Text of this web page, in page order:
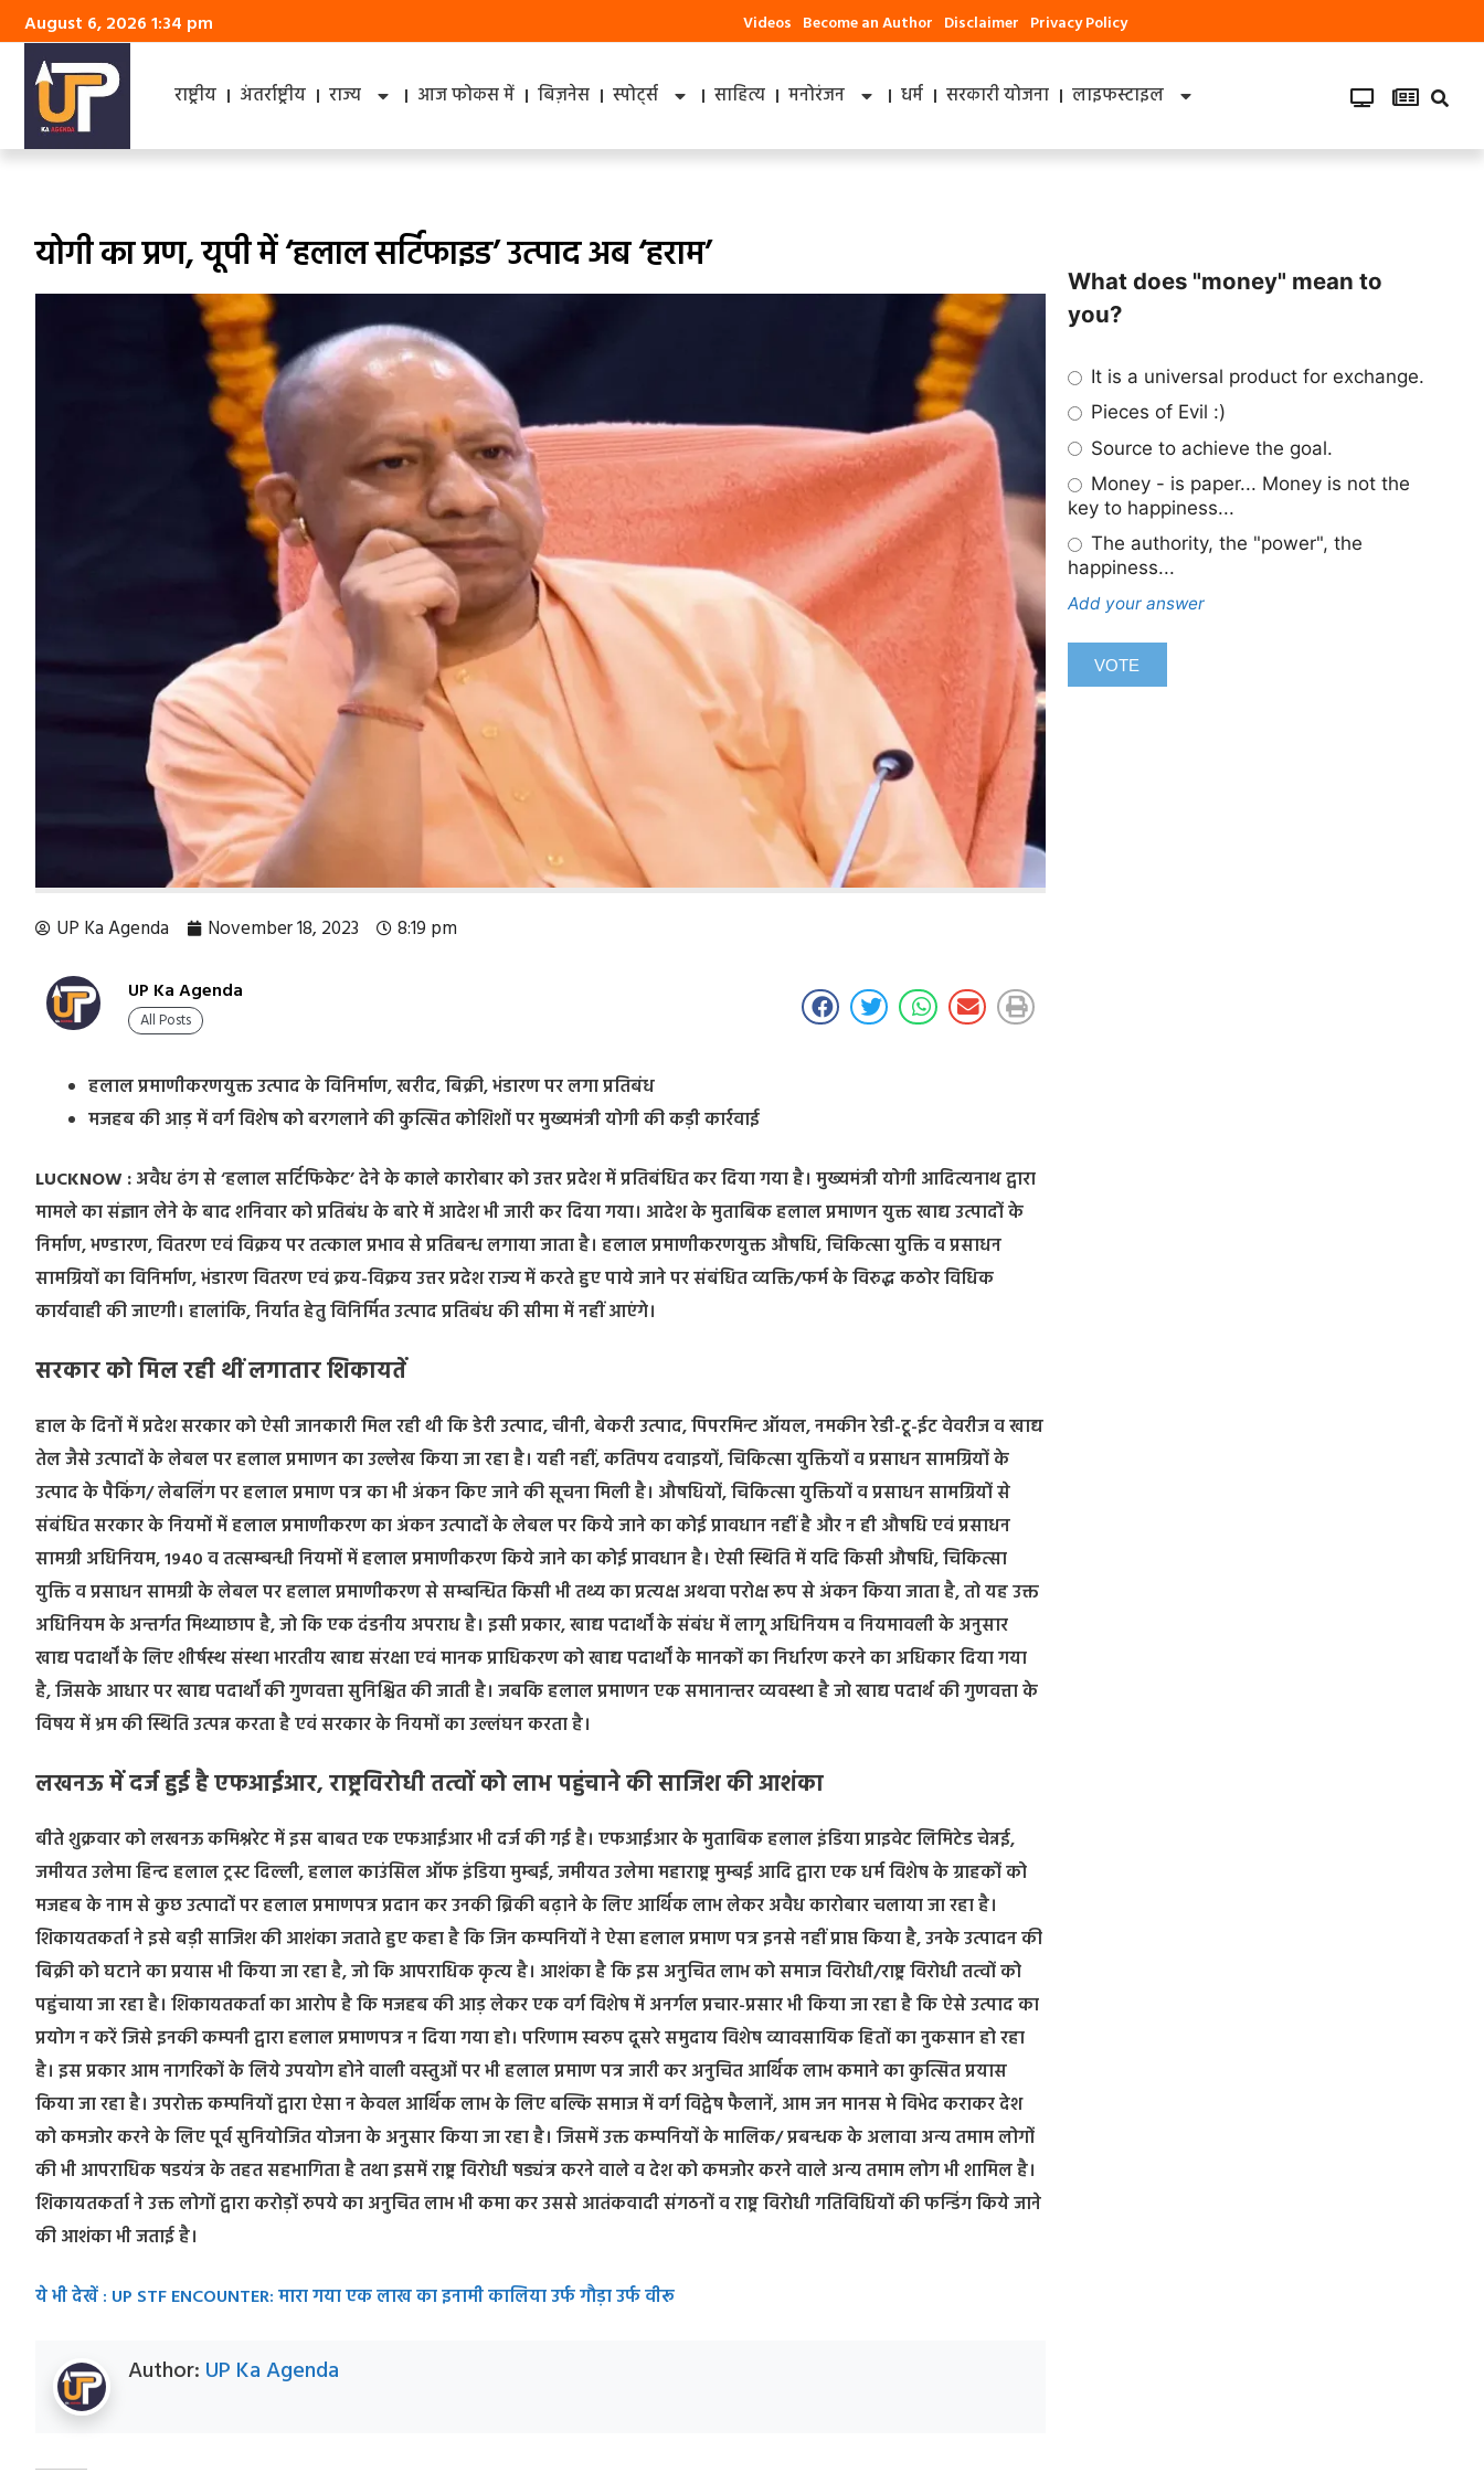
August 6, 2026 1:34 pm Videos Become an Author Disclaimer Privacy Policy
राष्ट्रीय अंतर्राष्ट्रीय राज्य आज फोकस में बिज़नेस स्पोर्ट्स साहित्य मनोरंजन धर्म सरकारी योजना लाइफस्टाइल
योगी का प्रण, यूपी में ‘हलाल सर्टिफाइड’ उत्पाद अब ‘हराम’
UP Ka Agenda November 18, 2023 8:19 pm
UP Ka Agenda
All Posts
हलाल प्रमाणीकरणयुक्त उत्पाद के विनिर्माण, खरीद, बिक्री, भंडारण पर लगा प्रतिबंध
मजहब की आड़ में वर्ग विशेष को बरगलाने की कुत्सित कोशिशों पर मुख्यमंत्री योगी की कड़ी कार्रवाई
LUCKNOW :अवैध ढंग से ‘हलाल सर्टिफिकेट’ देने के काले कारोबार को उत्तर प्रदेश में प्रतिबंधित कर दिया गया है। मुख्यमंत्री योगी आदित्यनाथ द्वारा
मामले का संज्ञान लेने के बाद शनिवार को प्रतिबंध के बारे में आदेश भी जारी कर दिया गया। आदेश के मुताबिक हलाल प्रमाणन युक्त खाद्य उत्पादों के
निर्माण, भण्डारण, वितरण एवं विक्रय पर तत्काल प्रभाव से प्रतिबन्ध लगाया जाता है। हलाल प्रमाणीकरणयुक्त औषधि, चिकित्सा युक्ति व प्रसाधन
सामग्रियों का विनिर्माण, भंडारण वितरण एवं क्रय-विक्रय उत्तर प्रदेश राज्य में करते हुए पाये जाने पर संबंधित व्यक्ति/फर्म के विरुद्ध कठोर विधिक
कार्यवाही की जाएगी। हालांकि, निर्यात हेतु विनिर्मित उत्पाद प्रतिबंध की सीमा में नहीं आएंगे।
सरकार को मिल रही थीं लगातार शिकायतें
हाल के दिनों में प्रदेश सरकार को ऐसी जानकारी मिल रही थी कि डेरी उत्पाद, चीनी, बेकरी उत्पाद, पिपरमिन्ट ऑयल, नमकीन रेडी-टू-ईट वेवरीज व खाद्य
तेल जैसे उत्पादों के लेबल पर हलाल प्रमाणन का उल्लेख किया जा रहा है। यही नहीं, कतिपय दवाइयों, चिकित्सा युक्तियों व प्रसाधन सामग्रियों के
उत्पाद के पैकिंग/ लेबलिंग पर हलाल प्रमाण पत्र का भी अंकन किए जाने की सूचना मिली है। औषधियों, चिकित्सा युक्तियों व प्रसाधन सामग्रियों से
संबंधित सरकार के नियमों में हलाल प्रमाणीकरण का अंकन उत्पादों के लेबल पर किये जाने का कोई प्रावधान नहीं है और न ही औषधि एवं प्रसाधन
सामग्री अधिनियम, 1940 व तत्सम्बन्धी नियमों में हलाल प्रमाणीकरण किये जाने का कोई प्रावधान है। ऐसी स्थिति में यदि किसी औषधि, चिकित्सा
युक्ति व प्रसाधन सामग्री के लेबल पर हलाल प्रमाणीकरण से सम्बन्धित किसी भी तथ्य का प्रत्यक्ष अथवा परोक्ष रूप से अंकन किया जाता है, तो यह उक्त
अधिनियम के अन्तर्गत मिथ्याछाप है, जो कि एक दंडनीय अपराध है। इसी प्रकार, खाद्य पदार्थों के संबंध में लागू अधिनियम व नियमावली के अनुसार
खाद्य पदार्थों के लिए शीर्षस्थ संस्था भारतीय खाद्य संरक्षा एवं मानक प्राधिकरण को खाद्य पदार्थों के मानकों का निर्धारण करने का अधिकार दिया गया
है, जिसके आधार पर खाद्य पदार्थों की गुणवत्ता सुनिश्चित की जाती है। जबकि हलाल प्रमाणन एक समानान्तर व्यवस्था है जो खाद्य पदार्थ की गुणवत्ता के
विषय में भ्रम की स्थिति उत्पन्न करता है एवं सरकार के नियमों का उल्लंघन करता है।
लखनऊ में दर्ज हुई है एफआईआर, राष्ट्रविरोधी तत्वों को लाभ पहुंचाने की साजिश की आशंका
बीते शुक्रवार को लखनऊ कमिश्नरेट में इस बाबत एक एफआईआर भी दर्ज की गई है। एफआईआर के मुताबिक हलाल इंडिया प्राइवेट लिमिटेड चेन्नई,
जमीयत उलेमा हिन्द हलाल ट्रस्ट दिल्ली, हलाल काउंसिल ऑफ इंडिया मुम्बई, जमीयत उलेमा महाराष्ट्र मुम्बई आदि द्वारा एक धर्म विशेष के ग्राहकों को
मजहब के नाम से कुछ उत्पादों पर हलाल प्रमाणपत्र प्रदान कर उनकी ब्रिकी बढ़ाने के लिए आर्थिक लाभ लेकर अवैध कारोबार चलाया जा रहा है।
शिकायतकर्ता ने इसे बड़ी साजिश की आशंका जताते हुए कहा है कि जिन कम्पनियों ने ऐसा हलाल प्रमाण पत्र इनसे नहीं प्राप्त किया है, उनके उत्पादन की
बिक्री को घटाने का प्रयास भी किया जा रहा है, जो कि आपराधिक कृत्य है। आशंका है कि इस अनुचित लाभ को समाज विरोधी/राष्ट्र विरोधी तत्वों को
पहुंचाया जा रहा है। शिकायतकर्ता का आरोप है कि मजहब की आड़ लेकर एक वर्ग विशेष में अनर्गल प्रचार-प्रसार भी किया जा रहा है कि ऐसे उत्पाद का
प्रयोग न करें जिसे इनकी कम्पनी द्वारा हलाल प्रमाणपत्र न दिया गया हो। परिणाम स्वरुप दूसरे समुदाय विशेष व्यावसायिक हितों का नुकसान हो रहा
है। इस प्रकार आम नागरिकों के लिये उपयोग होने वाली वस्तुओं पर भी हलाल प्रमाण पत्र जारी कर अनुचित आर्थिक लाभ कमाने का कुत्सित प्रयास
किया जा रहा है। उपरोक्त कम्पनियों द्वारा ऐसा न केवल आर्थिक लाभ के लिए बल्कि समाज में वर्ग विद्वेष फैलानें, आम जन मानस मे विभेद कराकर देश
को कमजोर करने के लिए पूर्व सुनियोजित योजना के अनुसार किया जा रहा है। जिसमें उक्त कम्पनियों के मालिक/ प्रबन्धक के अलावा अन्य तमाम लोगों
की भी आपराधिक षडयंत्र के तहत सहभागिता है तथा इसमें राष्ट्र विरोधी षड्यंत्र करने वाले व देश को कमजोर करने वाले अन्य तमाम लोग भी शामिल है।
शिकायतकर्ता ने उक्त लोगों द्वारा करोड़ों रुपये का अनुचित लाभ भी कमा कर उससे आतंकवादी संगठनों व राष्ट्र विरोधी गतिविधियों की फन्डिंग किये जाने
की आशंका भी जताई है।
ये भी देखें : UP STF ENCOUNTER: मारा गया एक लाख का इनामी कालिया उर्फ गौड़ा उर्फ वीरू
Author: UP Ka Agenda
What does "money" mean to
you?
It is a universal product for exchange.
Pieces of Evil :)
Source to achieve the goal.
Money - is paper... Money is not the
key to happiness...
The authority, the "power", the
happiness...
Add your answer